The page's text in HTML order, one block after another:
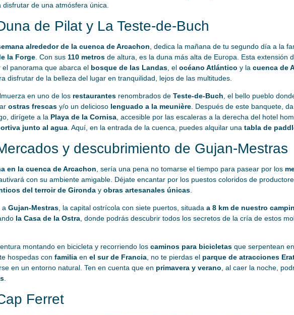
de una atmósfera única.
de Pilat y La Teste-de-Buch
alrededor de la cuenca de Arcachon , dedica la mañana de tu segundo día a la
la Forge. Con sus 110 metrosde altura, es la duna más alta de Europa. Esta extensión
el panorama que abarca el bosque de las Landas, el océano Atlántico y la cuenca de
disfrutar de la belleza del lugar en tranquilidad, lejos de las multitudes.
en uno de los restaurantesrenombrados de Teste-de-Buch , el bello pueblo
ostras frescasy/o un delicioso lenguado a la meunière. Después de este banquete,
dirígete a la Playa de la Cornisa, accesible por las escaleras a la derecha del hotel
junto al agua. Aquí, en la entrada de la cuenca, puedes alquilar una tabla de
y descubrimiento de Gujan-Mestras
en la cuenca de Arcachon , sería una pena no tomarse el tiempo para pasear por los
con su ambiente amigable. Déjate encantar por los puestos coloridos de
del terroir de Gironday obras artesanales únicas.
a Gujan-Mestras, la capital ostrícola con siete puertos, situada a 8 km de nuestro
la Casa de la Ostra, donde podrás descubrir todos los secretos de la cría de estos
montando en bicicleta y recorriendo los caminos para bicicletasque serpentean
hospedas con familiaen el sur de Francia, no te pierdas el parque de atracciones
en un entorno natural. Ten en cuenta que en primavera y verano , al caer la noche,
.
Ferret